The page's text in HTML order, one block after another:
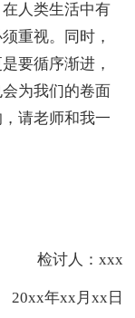
人类生活中有
重视。同时，
要循序渐进，
为我们的卷面
请老师和我一
检讨人：xxx
年xx月xx日